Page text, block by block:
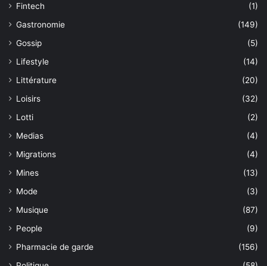
Fintech
(1)
Gastronomie
(149)
Gossip
(5)
Lifestyle
(14)
Littérature
(20)
Loisirs
(32)
Lotti
(2)
Medias
(4)
Migrations
(4)
Mines
(13)
Mode
(3)
Musique
(87)
People
(9)
Pharmacie de garde
(156)